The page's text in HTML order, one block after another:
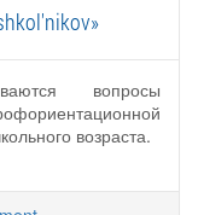
вопросы
возраста.